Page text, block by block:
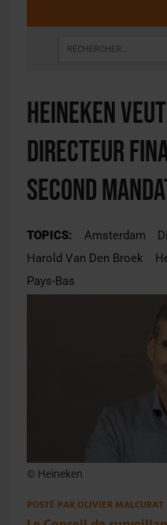
Heineken
directeur
second
TOPICS: Amsterdam
Harold Van Den Broek
Pays-Bas
© Heineken
POSTÉ PAROLIVIER MALCURAT